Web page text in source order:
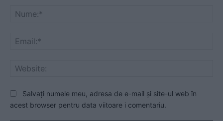
Salvați numele meu, adresa de e-mail și site-ul web în
acest browser pentru data viitoare i comentariu.